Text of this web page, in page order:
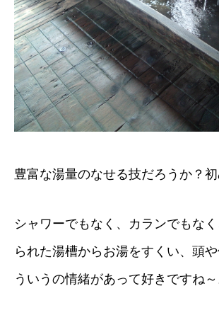
豊富な湯量のなせる技だろうか？初
シャワーでもなく、カランでもな
られた湯槽からお湯をすくい、頭
ういうの情緒があって好きですね～